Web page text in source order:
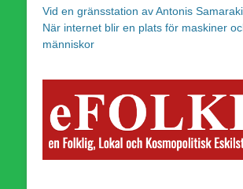
Vid en gränsstation av Antonis
När internet blir en plats för maskiner
människor